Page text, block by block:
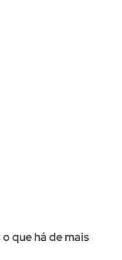
que há de mais